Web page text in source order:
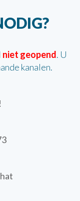
niet geopend. U
kanalen.